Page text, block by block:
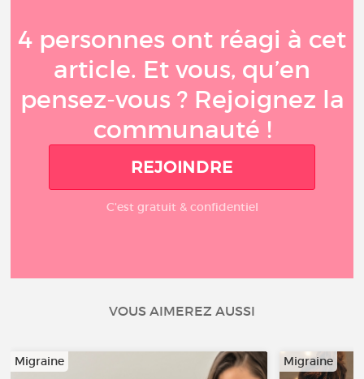
4 personnes ont réagi à cet
article. Et vous, qu’en
pensez-vous ? Rejoignez la
communauté !
REJOINDRE
C'est gratuit & confidentiel
VOUS AIMEREZ AUSSI
Migraine Migraine